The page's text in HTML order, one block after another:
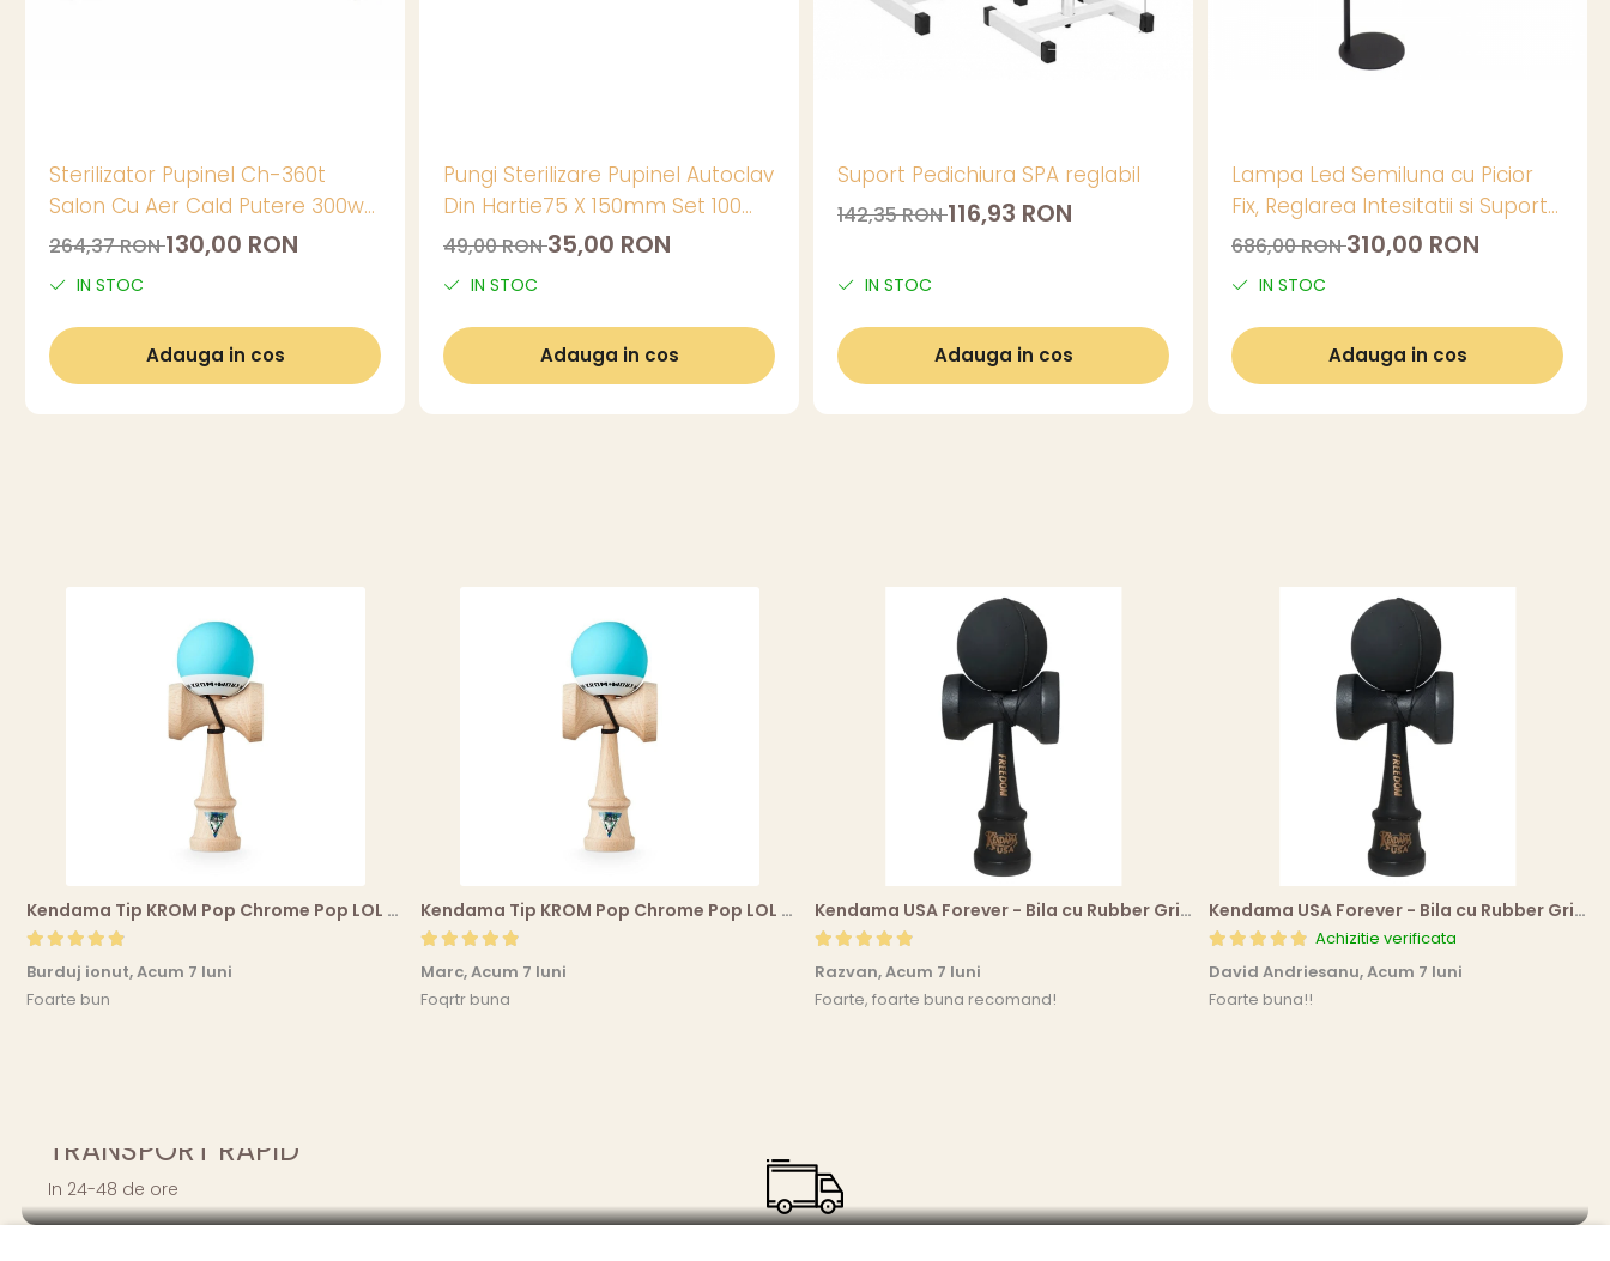
Sterilizator Pupinel Ch-360t
Salon Cu Aer Cald Putere 300w
+ 10 pungi sterilizare
264,37 RON130,00 RON
IN STOC
Adauga in cos
Pungi Sterilizare Pupinel Autoclav
Din Hartie75 X 150mm Set 100
Buc
49,00 RON35,00 RON
IN STOC
Adauga in cos
Suport Pedichiura SPA reglabil
142,35 RON116,93 RON
IN STOC
Adauga in cos
Lampa Led Semiluna cu Picior
Fix, Reglarea Intesitatii si Suport
pentru Telefon, 23 Inch - xStoc
686,00 RON310,00 RON
IN STOC
Adauga in cos
Kendama Tip KROM Pop Chrome Pop LOL Clear, Sky Blue
Burduj ionut,Acum 7 luni
Foarte bun
Kendama Tip KROM Pop Chrome Pop LOL Clear, Sky Blue
Marc,Acum 7 luni
Foqrtr buna
Kendama USA Forever - Bila cu Rubber Grip (All Black Edition)
Razvan,Acum 7 luni
Foarte, foarte buna recomand!
Kendama USA Forever - Bila cu Rubber Grip (All Black Edition)
Achizitie verificata
David Andriesanu,Acum 7 luni
Foarte buna!!
TRANSPORT RAPID
In 24-48 de ore